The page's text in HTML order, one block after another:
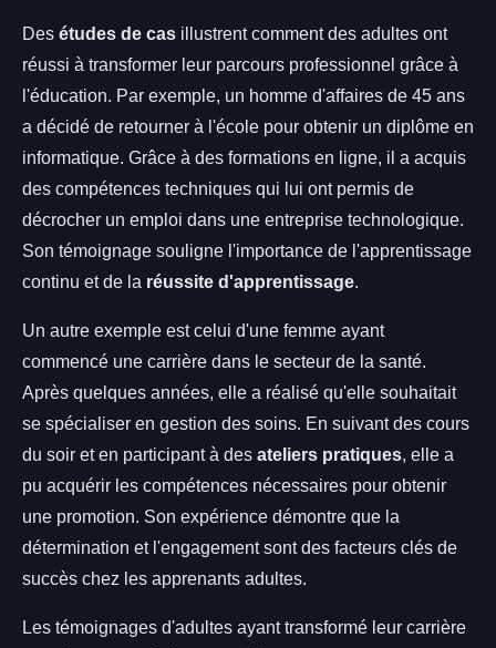
Des études de cas illustrent comment des adultes ont
réussi à transformer leur parcours professionnel grâce à
l'éducation. Par exemple, un homme d'affaires de 45 ans
a décidé de retourner à l'école pour obtenir un diplôme en
informatique. Grâce à des formations en ligne, il a acquis
des compétences techniques qui lui ont permis de
décrocher un emploi dans une entreprise technologique.
Son témoignage souligne l'importance de l'apprentissage
continu et de la réussite d'apprentissage.
Un autre exemple est celui d'une femme ayant
commencé une carrière dans le secteur de la santé.
Après quelques années, elle a réalisé qu'elle souhaitait
se spécialiser en gestion des soins. En suivant des cours
du soir et en participant à des ateliers pratiques, elle a
pu acquérir les compétences nécessaires pour obtenir
une promotion. Son expérience démontre que la
détermination et l'engagement sont des facteurs clés de
succès chez les apprenants adultes.
Les témoignages d'adultes ayant transformé leur carrière